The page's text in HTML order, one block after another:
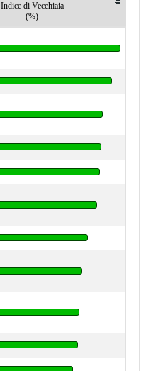
Indice di Vecchiaia
(%)